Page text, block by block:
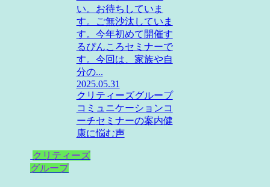
い。お待ちしていま
す。ご無沙汰していま
す。今年初めて開催す
るぴんころセミナーで
す。今回は、家族や自
分の...
2025.05.31
クリティーズグループ
コミュニケーションコ
ーチセミナーの案内健
康に悩む声
クリティーズ
グループ